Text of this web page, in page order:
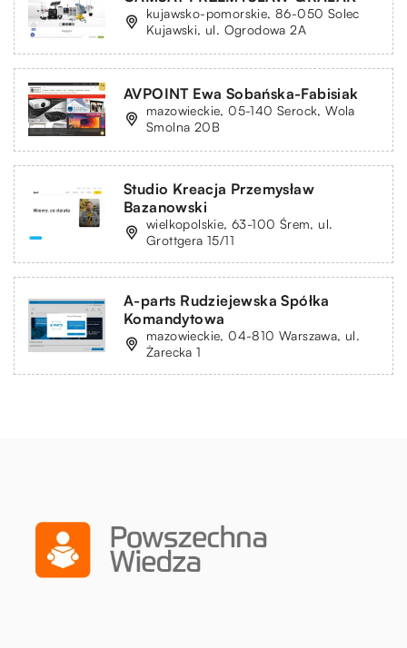
kujawsko-pomorskie, 86-050 Solec
Kujawski, ul. Ogrodowa 2A
AVPOINT Ewa Sobańska-Fabisiak
mazowieckie, 05-140 Serock, Wola
Smolna 20B
Studio Kreacja Przemysław
Bazanowski
wielkopolskie, 63-100 Śrem, ul.
Grottgera 15/11
A-parts Rudziejewska Spółka
Komandytowa
mazowieckie, 04-810 Warszawa, ul.
Żarecka 1